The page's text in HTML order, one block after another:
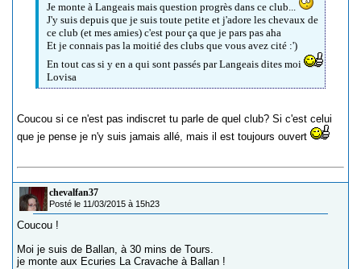
Je monte à Langeais mais question progrès dans ce club...
J'y suis depuis que je suis toute petite et j'adore les chevaux de
ce club (et mes amies) c'est pour ça que je pars pas aha
Et je connais pas la moitié des clubs que vous avez cité :')
En tout cas si y en a qui sont passés par Langeais dites moi
Lovisa
Coucou si ce n'est pas indiscret tu parle de quel club? Si c'est celui
que je pense je n'y suis jamais allé, mais il est toujours ouvert
chevalfan37
Posté le 11/03/2015 à 15h23
Coucou !
Moi je suis de Ballan, à 30 mins de Tours.
je monte aux Ecuries La Cravache à Ballan !